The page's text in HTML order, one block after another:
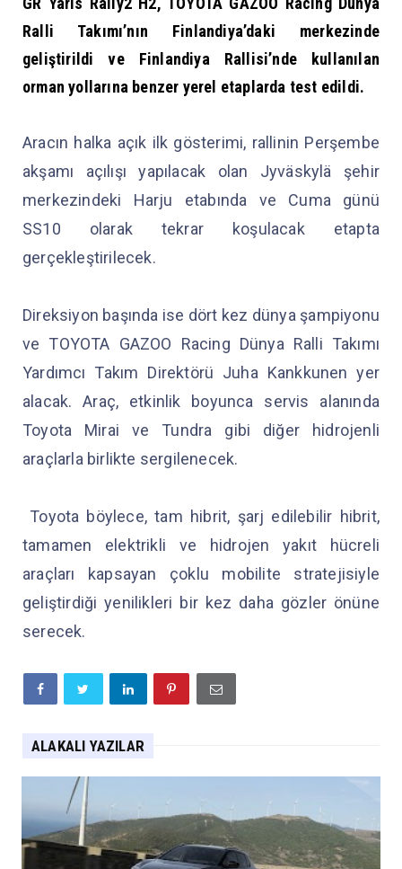
Ralli Takımı’nın Finlandiya’daki merkezinde
geliştirildi ve Finlandiya Rallisi’nde kullanılan
orman yollarına benzer yerel etaplarda test edildi.
Aracın halka açık ilk gösterimi, rallinin Perşembe
akşamı açılışı yapılacak olan Jyväskylä şehir
merkezindeki Harju etabında ve Cuma günü
SS10 olarak tekrar koşulacak etapta
gerçekleştirilecek.
Direksiyon başında ise dört kez dünya şampiyonu
ve TOYOTA GAZOO Racing Dünya Ralli Takımı
Yardımcı Takım Direktörü Juha Kankkunen yer
alacak. Araç, etkinlik boyunca servis alanında
Toyota Mirai ve Tundra gibi diğer hidrojenli
araçlarla birlikte sergilenecek.
Toyota böylece, tam hibrit, şarj edilebilir hibrit,
tamamen elektrikli ve hidrojen yakıt hücreli
araçları kapsayan çoklu mobilite stratejisiyle
geliştirdiği yenilikleri bir kez daha gözler önüne
serecek.
ALAKALI YAZILAR